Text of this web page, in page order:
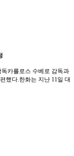
카를로스 수베로 감독과
했다.한화는 지난 11일 대